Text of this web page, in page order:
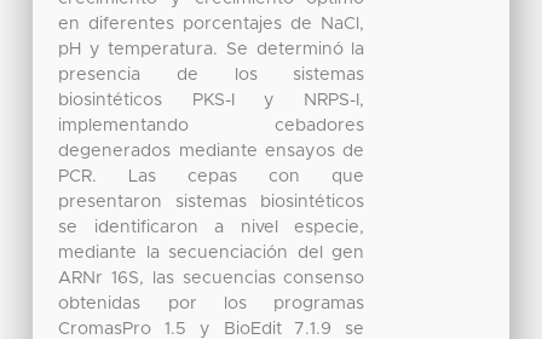
en diferentes porcentajes de NaCl,
pH y temperatura. Se determinó la
presencia de los sistemas
biosintéticos PKS-I y NRPS-I,
implementando cebadores
degenerados mediante ensayos de
PCR. Las cepas con que
presentaron sistemas biosintéticos
se identificaron a nivel especie,
mediante la secuenciación del gen
ARNr 16S, las secuencias consenso
obtenidas por los programas
CromasPro 1.5 y BioEdit 7.1.9 se